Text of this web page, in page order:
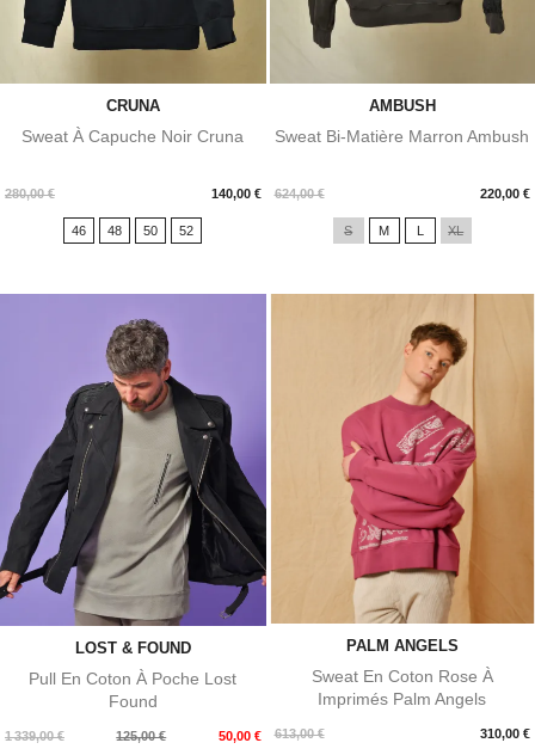
CRUNA
Sweat À Capuche Noir Cruna
280,00 € 140,00 €
Prix
46 48 50 52
AMBUSH
Sweat Bi-Matière Marron Ambush
624,00 € 220,00 €
Prix
S M L XL
LOST & FOUND
Pull En Coton À Poche Lost
Found
1 339,00 €
Prix
125,00 € 50,00 €
Prix
PALM ANGELS
Sweat En Coton Rose À
Imprimés Palm Angels
613,00 € 310,00 €
Prix